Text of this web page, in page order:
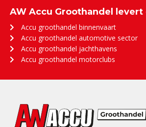
AW Accu Groothandel levert
Accu groothandel binnenvaart
Accu groothandel automotive sector
Accu groothandel jachthavens
Accu groothandel motorclubs